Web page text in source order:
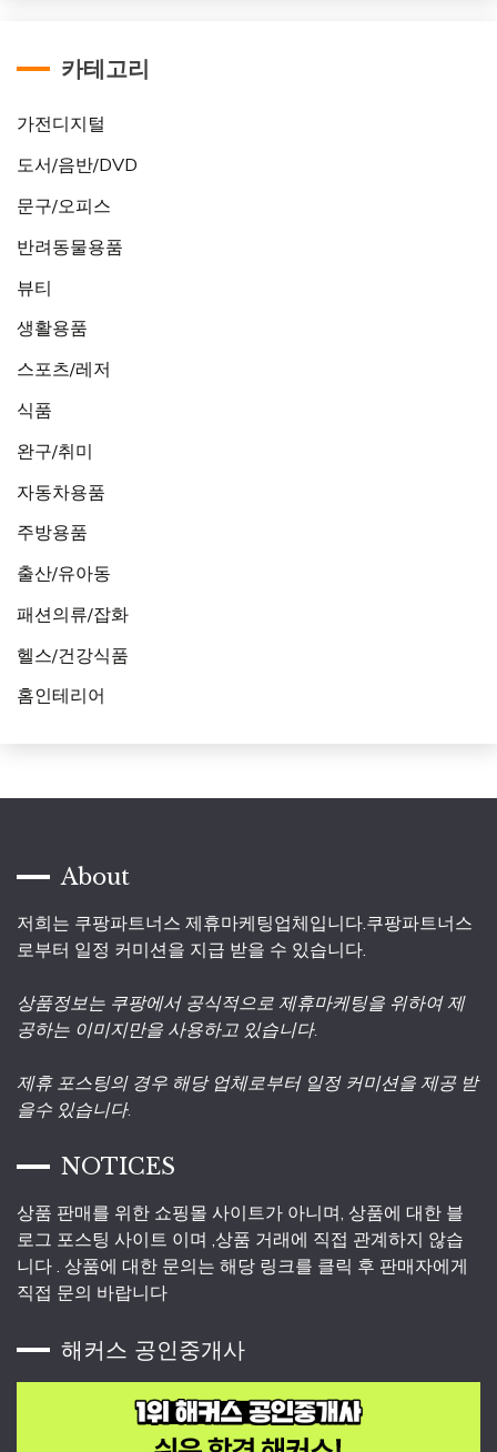
카테고리
가전디지털
도서/음반/DVD
문구/오피스
반려동물용품
뷰티
생활용품
스포츠/레저
식품
완구/취미
자동차용품
주방용품
출산/유아동
패션의류/잡화
헬스/건강식품
홈인테리어
About
저희는 쿠팡파트너스 제휴마케팅업체입니다.쿠팡파트너스
로부터 일정 커미션을 지급 받을 수 있습니다.
상품정보는 쿠팡에서 공식적으로 제휴마케팅을 위하여 제
공하는 이미지만을 사용하고 있습니다.
제휴 포스팅의 경우 해당 업체로부터 일정 커미션을 제공 받
을수 있습니다.
NOTICES
상품 판매를 위한 쇼핑몰 사이트가 아니며, 상품에 대한 블
로그 포스팅 사이트 이며 ,상품 거래에 직접 관계하지 않습
니다 . 상품에 대한 문의는 해당 링크를 클릭 후 판매자에게
직접 문의 바랍니다
해커스 공인중개사